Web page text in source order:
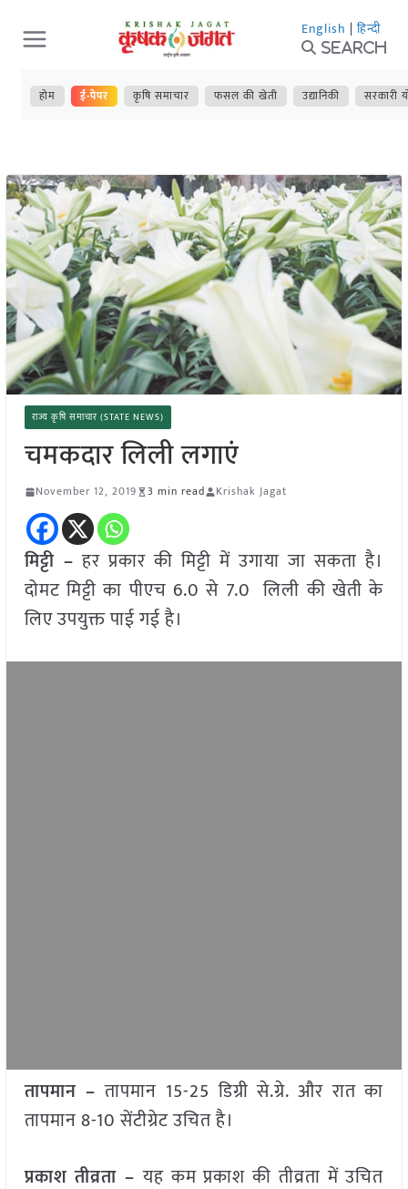
Skip
to
content
English | हिन्दी
Search
होम ई-पेपर कृषि समाचार फसल की खेती उद्यानिकी सरकारी
राज्य कृषि समाचार (STATE NEWS)
चमकदार लिली लगाएं
November 12, 2019 3 min read Krishak Jagat
मिट्टी – हर प्रकार की मिट्टी में उगाया जा सकता है।
दोमट मिट्टी का पीएच 6.0 से 7.0 लिली की खेती के
लिए उपयुक्त पाई गई है।
तापमान – तापमान 15-25 डिग्री से.ग्रे. और रात का
तापमान 8-10 सेंटीग्रेट उचित है।
प्रकाश तीव्रता –यह कम प्रकाश की तीव्रता में उचित